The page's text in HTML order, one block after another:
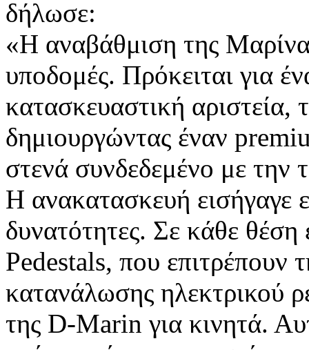
δήλωσε:
«Η αναβάθμιση της
υποδομές. Πρόκειται για
κατασκευαστική αριστεία,
δημιουργώντας έναν
στενά συνδεδεμένο με την
Η ανακατασκευή εισήγαγε
δυνατότητες. Σε κάθε
Pedestals, που επιτρέπουν
κατανάλωσης ηλεκτρικού
της D-Marin για κινητά.